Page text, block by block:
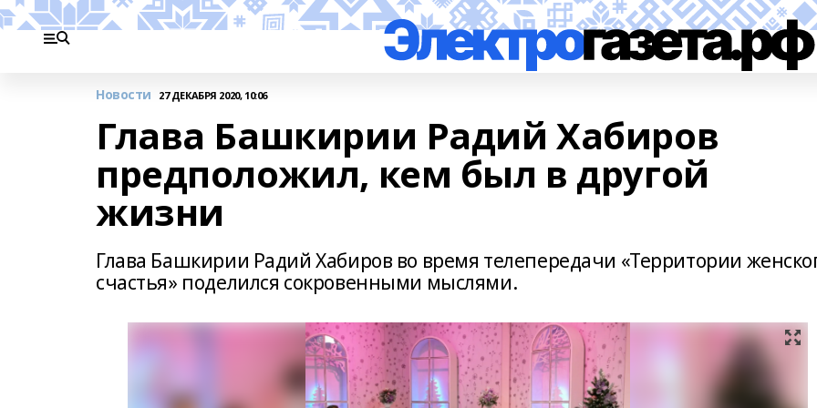
Новости 27 ДЕКАБРЯ 2020, 10:06
Глава Башкирии Радий Хабиров
предположил, кем был в другой
жизни
Глава Башкирии Радий Хабиров во время телепередачи «Территории
счастья» поделился сокровенными мыслями.